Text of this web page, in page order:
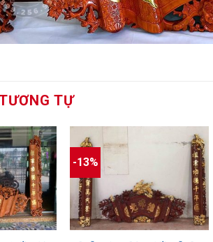
TỰ
-13%
+